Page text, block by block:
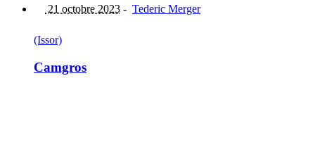
21 octobre 2023 - Tederic Merger
(Issor)
Camgros